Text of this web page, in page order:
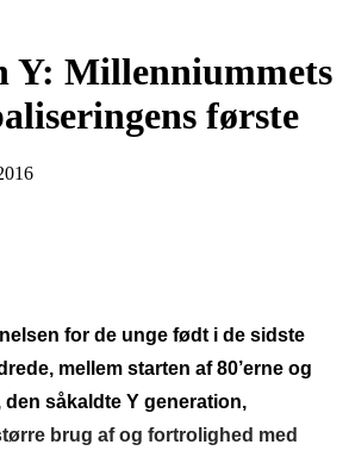
Y: Millenniummets
første
for de unge født i de sidste
mellem starten af 80’erne og
den såkaldte Y generation,
brug af og fortrolighed med